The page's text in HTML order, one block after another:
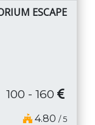
ESCAPE
100 - 160
4.80 / 5